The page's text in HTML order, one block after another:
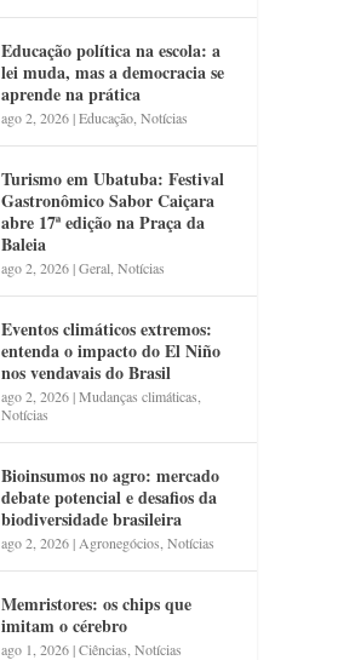
Educação política na escola: a
lei muda, mas a democracia se
aprende na prática
ago 2, 2026|Educação ,Notícias
Turismo em Ubatuba: Festival
Gastronômico Sabor Caiçara
abre 17ª edição na Praça da
Baleia
ago 2, 2026|Geral ,Notícias
Eventos climáticos extremos:
entenda o impacto do El Niño
nos vendavais do Brasil
ago 2, 2026|Mudanças climáticas
Notícias
Bioinsumos no agro: mercado
debate potencial e desafios da
biodiversidade brasileira
ago 2, 2026| Agronegócios ,Notícias
Memristores: os chips que
imitam o cérebro
ago 1, 2026|Ciências ,Notícias